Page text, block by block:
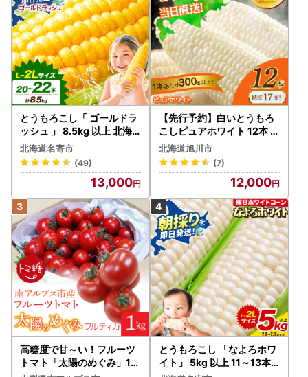
とうもろこし「 ゴールドラ
ッシュ 」 8.5kg 以上 北海
道 名寄 スイートコーン
北海道名寄市
(49)
13,000
【先行予約】白いとうもろ
こしピュアホワイト 12本 3.
6kg（2026年8月下旬から
発送開始） とうもろこし
北海道旭川市
(7)
12,000
高糖度で甘～い！フルーツ
トマト「太陽のめぐみ」1k
とうもろこし 「なよろホワ
イト」 5kg 以上 11～13本